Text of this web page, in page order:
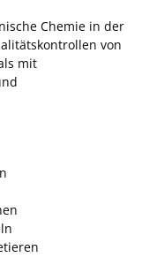
Chemie in der
von
mit